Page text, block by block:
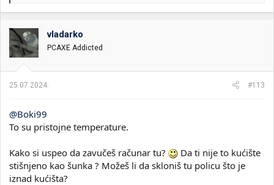
a
o
v
a
n
:
vladarko
PCAXE Addicted
25.07.2024. #113
@Boki99
To su pristojne temperature.
Kako si uspeo da zavučeš računar tu?
Da ti nije to kućište
stišnjeno kao šunka ? Možeš li da skloniš tu policu što je
iznad kućišta?